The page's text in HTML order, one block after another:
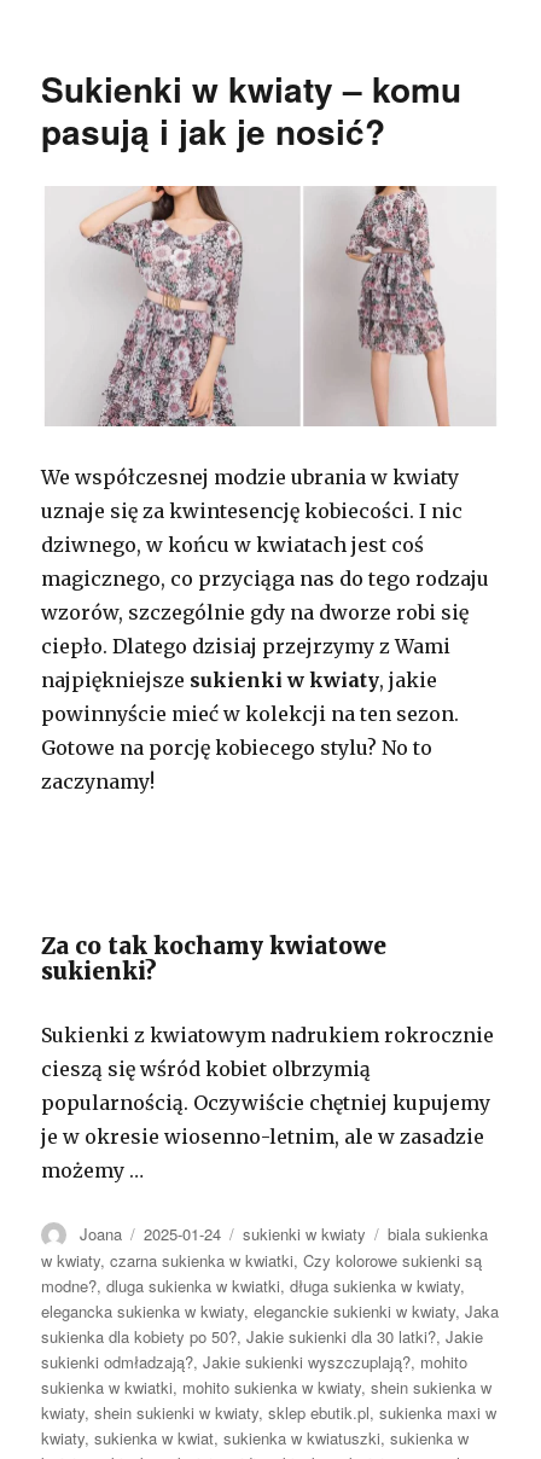
Sukienki w kwiaty – komu
pasują i jak je nosić?
We współczesnej modzie ubrania w kwiaty
uznaje się za kwintesencję kobiecości. I nic
dziwnego, w końcu w kwiatach jest coś
magicznego, co przyciąga nas do tego rodzaju
wzorów, szczególnie gdy na dworze robi się
ciepło. Dlatego dzisiaj przejrzymy z Wami
najpiękniejsze sukienki w kwiaty, jakie
powinnyście mieć w kolekcji na ten sezon.
Gotowe na porcję kobiecego stylu? No to
zaczynamy!
Za co tak kochamy kwiatowe
sukienki?
Sukienki z kwiatowym nadrukiem rokrocznie
cieszą się wśród kobiet olbrzymią
popularnością. Oczywiście chętniej kupujemy
je w okresie wiosenno-letnim, ale w zasadzie
możemy …
Autor
Joana Opublikowano
2025-01-24 Kategorie
sukienki w kwiaty Tagi
biala sukienka
w kwiaty,czarna sukienka w kwiatki,Czy kolorowe sukienki są
modne?,dluga sukienka w kwiatki,długa sukienka w kwiaty,
elegancka sukienka w kwiaty,eleganckie sukienki w kwiaty,Jaka
sukienka dla kobiety po 50?,Jakie sukienki dla 30 latki?,Jakie
sukienki odmładzają?,Jakie sukienki wyszczuplają?, mohito
sukienka w kwiatki, mohito sukienka w kwiaty,shein sukienka w
kwiaty,shein sukienki w kwiaty,sklep ebutik.pl,sukienka maxi w
kwiaty,sukienka w kwiat,sukienka w kwiatuszki,sukienka w